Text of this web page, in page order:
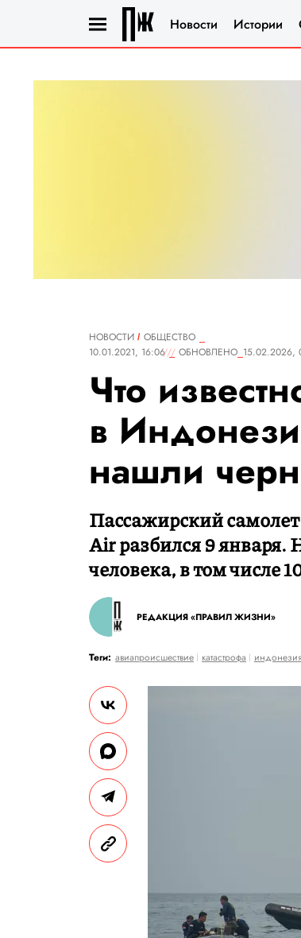
Новости Истории
НОВОСТИ
ОБЩЕСТВО
10.01.2021, 16:06
ОБНОВЛЕНО 15.02.2026,
Что
в
нашли
Пассажирский
Air разбился 9 января.
человека, в том числе
РЕДАКЦИЯ «ПРАВИЛ ЖИЗНИ»
Теги: авиапроисшествие катастрофа